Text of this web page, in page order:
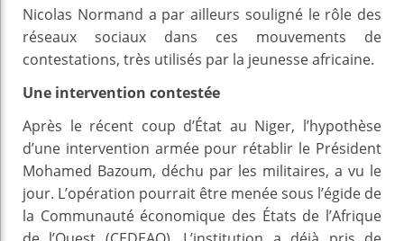
Nicolas Normand a par ailleurs souligné le rôle des
réseaux sociaux dans ces mouvements de
contestations, très utilisés par la jeunesse africaine.
Une intervention contestée
Après le récent coup d’État au Niger, l’hypothèse
d’une intervention armée pour rétablir le Président
Mohamed Bazoum, déchu par les militaires, a vu le
jour. L’opération pourrait être menée sous l’égide de
la Communauté économique des États de l’Afrique